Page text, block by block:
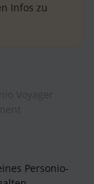
Infos zu
Personio-